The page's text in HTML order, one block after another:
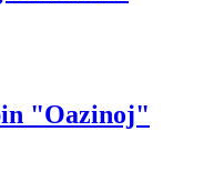
"Oazinoj"